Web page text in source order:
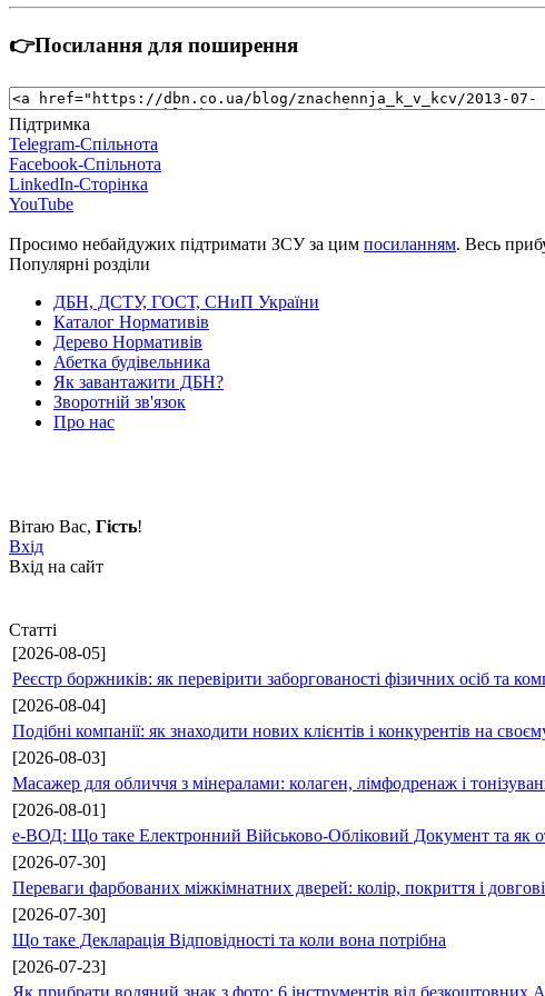
👉Посилання для поширення
Підтримка
Telegram-Спільнота
Facebook-Спільнота
LinkedIn-Сторінка
YouTube
Просимо небайдужих підтримати ЗСУ за цим посиланням. Весь
Популярні розділи
ДБН, ДСТУ, ГОСТ, СНиП України
Каталог Нормативів
Дерево Нормативів
Абетка будівельника
Як завантажити ДБН?
Зворотній зв'язок
Про нас
Вітаю Вас, Гість!
Вхід
Вхід на сайт
Статті
[2026-08-05]
Реєстр боржників: як перевірити заборгованості фізичних осіб та
[2026-08-04]
Подібні компанії: як знаходити нових клієнтів і конкурентів на
[2026-08-03]
Масажер для обличчя з мінералами: колаген, лімфодренаж і
[2026-08-01]
е-ВОД: Що таке Електронний Військово-Обліковий Документ та як
[2026-07-30]
Переваги фарбованих міжкімнатних дверей: колір, покриття і
[2026-07-30]
Що таке Декларація Відповідності та коли вона потрібна
[2026-07-23]
Як прибрати водяний знак з фото: 6 інструментів від безкоштовних